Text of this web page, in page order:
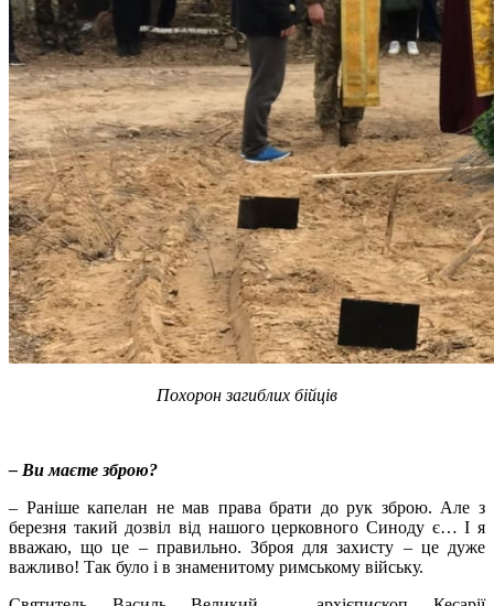
Похорон загиблих бійців
– Ви маєте зброю?
– Раніше капелан не мав права брати до рук зброю. Але з
березня такий дозвіл від нашого церковного Синоду є… І я
вважаю, що це – правильно. Зброя для захисту – це дуже
важливо! Так було і в знаменитому римському війську.